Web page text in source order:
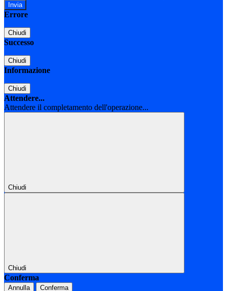
Errore
Chiudi
Successo
Chiudi
Informazione
Chiudi
Attendere...
Attendere il completamento dell'operazione...
Chiudi
Chiudi
Conferma
Annulla Conferma